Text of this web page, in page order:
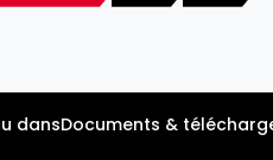
dansDocuments &